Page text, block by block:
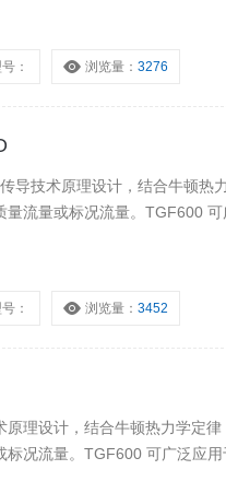
： 浏览量：3276
导技术原理设计，结合牛顿热
量流量或标况流量。TGF600
： 浏览量：3452
原理设计，结合牛顿热力学定
标况流量。TGF600 可广泛应